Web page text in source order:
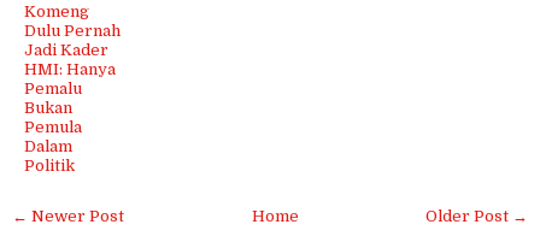
Komeng
Dulu Pernah
Jadi Kader
HMI: Hanya
Pemalu
Bukan
Pemula
Dalam
Politik
← Newer Post Older Post →
Home